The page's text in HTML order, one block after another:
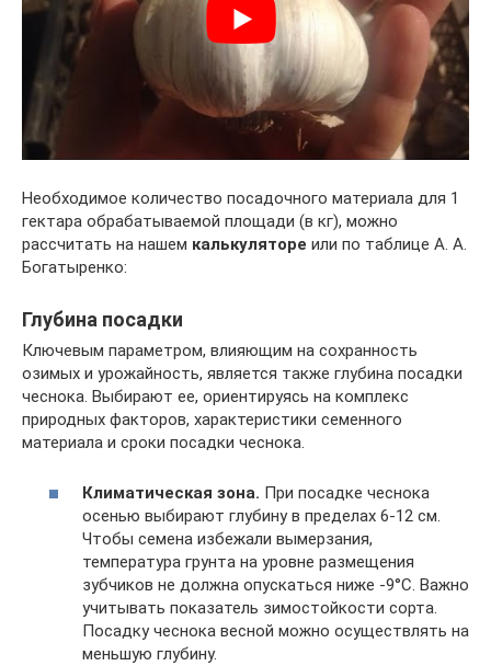
Необходимое количество посадочного материала для 1
гектара обрабатываемой площади (в кг), можно
рассчитать на нашем калькуляторе или по таблице А. А.
Богатыренко:
Глубина посадки
Ключевым параметром, влияющим на сохранность
озимых и урожайность, является также глубина посадки
чеснока. Выбирают ее, ориентируясь на комплекс
природных факторов, характеристики семенного
материала и сроки посадки чеснока.
Климатическая зона. При посадке чеснока
осенью выбирают глубину в пределах 6-12 см.
Чтобы семена избежали вымерзания,
температура грунта на уровне размещения
зубчиков не должна опускаться ниже -9°С. Важно
учитывать показатель зимостойкости сорта.
Посадку чеснока весной можно осуществлять на
меньшую глубину.